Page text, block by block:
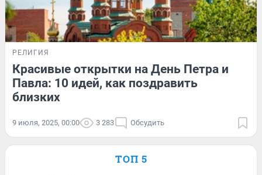
РЕЛИГИЯ
Красивые открытки на День Петра и
Павла: 10 идей, как поздравить
близких
9 июля, 2025, 00:00 3 283 Обсудить
ТОП 5